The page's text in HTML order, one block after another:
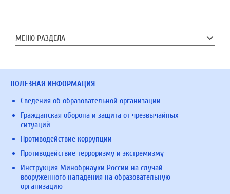
МЕНЮ РАЗДЕЛА
ПОЛЕЗНАЯ ИНФОРМАЦИЯ
Сведения об образовательной организации
Гражданская оборона и защита от чрезвычайных
ситуаций
Противодействие коррупции
Противодействие терроризму и экстремизму
Инструкция Минобрнауки России на случай
вооруженного нападения на образовательную
организацию